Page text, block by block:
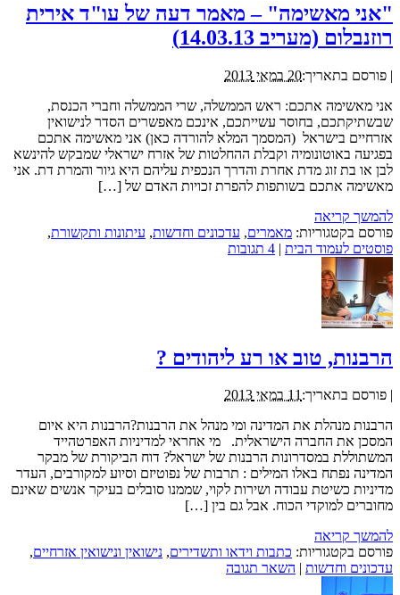
"אני מאשימה" – מאמר דעה של עו"ד אירית
רוזנבלום (מעריב 14.03.13)
| פורסם בתאריך:20 במאי 2013
אני מאשימה אתכם: ראש הממשלה, שרי הממשלה וחברי הכנסת,
שבשתיקתכם, בחוסר עשייתכם, אינכם מאפשרים הסדר לנישואין
אזרחיים בישראל (המסמך המלא להורדה כאן) אני מאשימה אתכם
בפגיעה באוטונומיה וקבלת ההחלטות של אזרח ישראלי שמבקש להינשא
לבן או בת זוג מדת אחרת והדרך הנכפית עליהם היא גיור והמרת דת. אני
מאשימה אתכם בשותפות להפרת זכויות האדם של […]
להמשך קריאה
פורסם בקטגוריות: מאמרים, עדכונים וחדשות, עיתונות ותקשורת,
פוסטים לעמוד הבית | 4 תגובות
הרבנות, טוב או רע ליהודים ?
פורסם בתאריך:11 במאי 2013
הרבנות מנהלת את המדינה ומי מנהל את הרבנות?הרבנות היא איום
המסכן את החברה הישראלית. מי אחראי למדיניות האפרטהייד
המשתוללת במסדרונות הרבנות של ישראל? דוח הביקורת של מבקר
המדינה נפתח באלו המילים : תרבות של נפוטיזם וסיוע למקורבים, העדר
מדיניות כשיטת עבודה ושירות לקוי, שממנו סובלים בעיקר אנשים שאינם
מחוברים למוקדי הכוח. אבל גם בין […]
להמשך קריאה
פורסם בקטגוריות: כתבות וידאו ותשדירים, נישואין ונישואין אזרחיים,
עדכונים וחדשות
השאר תגובה